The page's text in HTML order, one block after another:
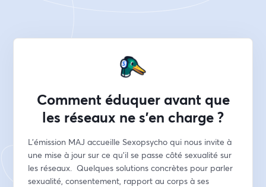
Comment éduquer avant que
les réseaux ne s'en charge ?
L'émission MAJ accueille Sexopsycho qui nous invite à
une mise à jour sur ce qu'il se passe côté sexualité sur
les réseaux.  Quelques solutions concrètes pour parler
sexualité, consentement, rapport au corps à ses